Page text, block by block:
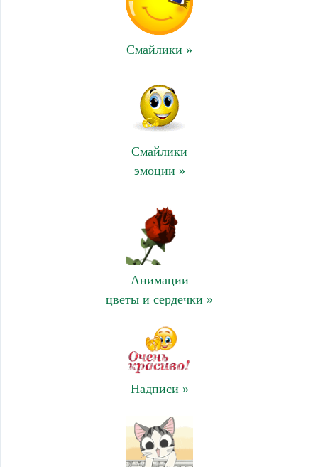
Смайлики »
Смайлики
эмоции »
Анимации
цветы и сердечки »
Надписи »